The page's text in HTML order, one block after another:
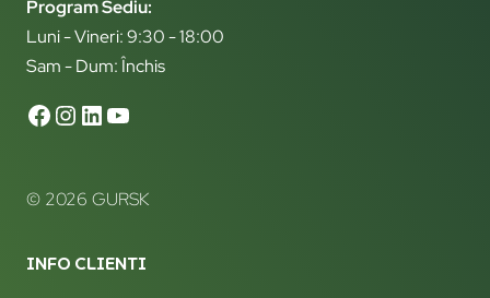
Program Sediu:
Luni - Vineri: 9:30 - 18:00
Sam - Dum: Închis
© 2026 GURSK
INFO CLIENTI